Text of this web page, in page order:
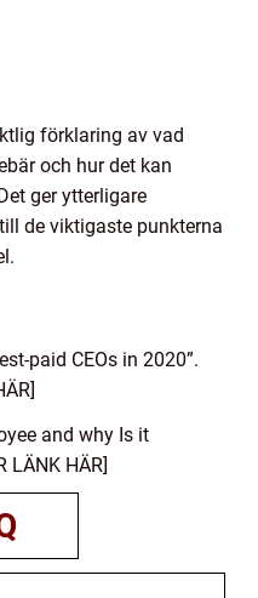
förklaring av vad
och hur det kan
ger ytterligare
de viktigaste punkterna
paid CEOs in 2020”.
and why Is it
LÄNK HÄR]